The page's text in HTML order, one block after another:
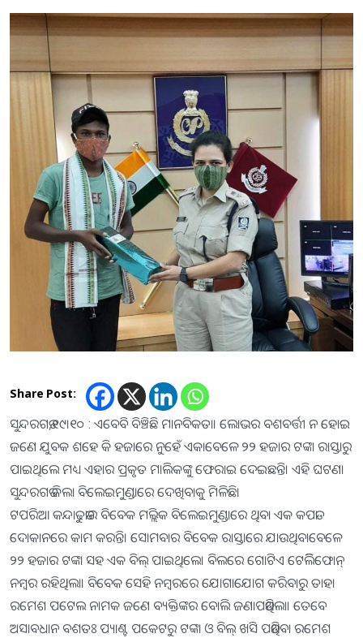
Share Post:
ସୁନ୍ଦରଗଡ,୧୯।୧୦ : ଏବେବି ବିଞ୍ଚିଛି ମାନବିକତା। ଲୋଭର ବଶବର୍ତ୍ତୀ ନ ହୋଇ
ଜଣେ ଯୁବକ ଶହେ କି ହଜାରେ ନୁହେଁ ଏକାବେଳେ ୨୨ ହଜାର ଟଙ୍କା ରାସ୍ତାରୁ
ପାଇଥିଲେ ମଧ୍ୟ ଏହାର ପ୍ରକୃତ ମାଲିକଙ୍କୁ ଫେରାଇ ଦେଇଛନ୍ତି। ଏହି ଘଟଣା
ସୁନ୍ଦରଗଡ ଜିଲା ବିଲେଇମୁଣ୍ଡାରେ ଦେଖିବାକୁ ମିଳିଛି।
ଟପରିଆ କନ୍ଦାଢୁଡାର ବିବେକ ମଲ୍ଲିକ ବିଲେଇମୁଣ୍ଡାରେ ଥିବା ଏକ କପଡା
ଦୋକାନରେ କାମ କରନ୍ତି। ସୋମବାର ବିବେକ ରାସ୍ତାରେ ଯାଉଥିବାବେଳେ
୨୨ ହଜାର ଟଙ୍କା ସହ ଏକ ବିଲ୍‌ ପାଇଥିଲେ। ବିଲରେ ଗୋଟିଏ ଟେଲିିଫୋନ୍‌
ନମ୍ବର ରହିଥିଲା। ବିବେକ ସେହି ନମ୍ବରରେ ଯୋଗାଯୋଗ କରିବାରୁ ତାହା
ରମେଶ ପଟେଲ ନାମକ ଜଣେ ବ୍ୟକ୍ତିଙ୍କର ବୋଲି ଜଣାପଡିଥିଲା। ତେବେ
ଅସାବଧାନ ବଶତଃ ପ୍ୟାଣ୍ଟ ପକେଟରୁ ଟଙ୍କା ଓ ବିଲ୍‌ ଖସି ପଡିଥିବା ରମେଶ